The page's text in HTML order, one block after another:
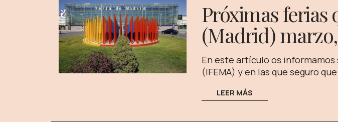
Próximas ferias
(Madrid)
En este artículo os
(IFEMA) y en las que seguro
LEER MÁS